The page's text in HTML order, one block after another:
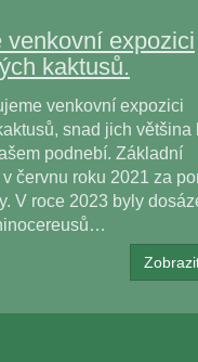
venkovní expozici
kaktusů.
venkovní expozici
snad jich většina
podnebí. Základní
červnu roku 2021 za
V roce 2023 byly